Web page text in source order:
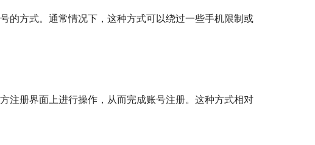
的方式。通常情况下，这种方式可以绕过一些手机限制或
注册界面上进行操作，从而完成账号注册。这种方式相对